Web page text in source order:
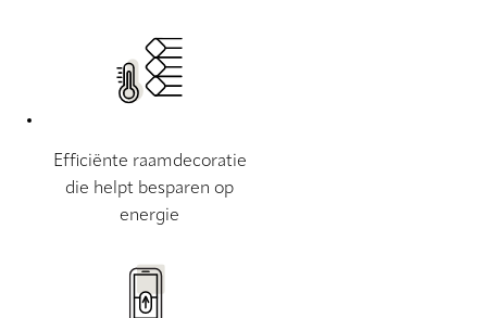
Efficiënte raamdecoratie
die helpt besparen op
energie